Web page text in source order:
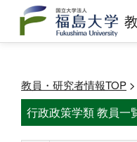
教員・研究者情報TOP
行政政策学類 教員一